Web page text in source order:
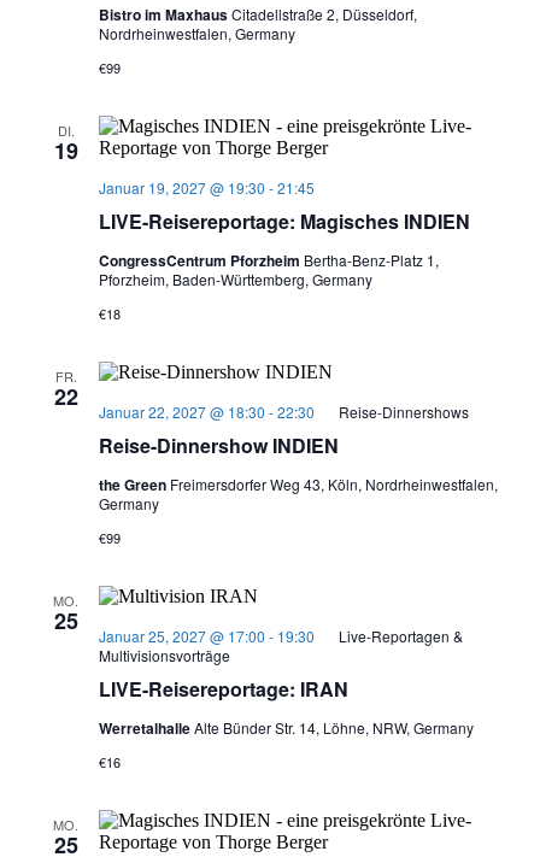
Bistro im MaxhausCitadellstraße 2, Düsseldorf,
Nordrheinwestfalen, Germany
€99
DI.
19
LIVE-Reisereportage: Magisches INDIEN
Januar 19, 2027 @ 19:30 -21:45
CongressCentrum Pforzheim Bertha-Benz-Platz 1,
Pforzheim, Baden-Württemberg, Germany
€18
FR.
22
Reise-Dinnershow INDIEN
Januar 22, 2027 @ 18:30 -22:30 Reise-Dinnershows
the Green Freimersdorfer Weg 43, Köln, Nordrheinwestfalen,
Germany
€99
MO.
25
LIVE-Reisereportage: IRAN
Januar 25, 2027 @ 17:00 - 19:30
Live-Reportagen &
Multivisionsvorträge
WerretalhalleAlte Bünder Str. 14, Löhne, NRW, Germany
€16
MO.
25